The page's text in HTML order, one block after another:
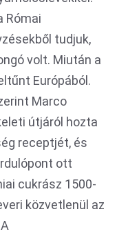
Római
tudjuk,
volt. Miután a
Európából.
Marco
útjáról hozta
receptjét, és
ott
cukrász 1500-
közvetlenül az